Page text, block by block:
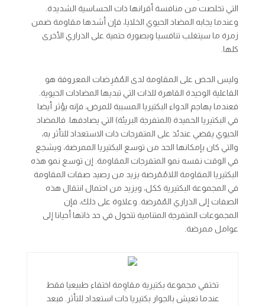
التي تخلصت من منافسة أقرانها ذات الحساسية الشديدة.
وعندما يجابه المضاد الحيوي الخلايا، فإن أشدها مقاومة ضمن
زمرة ما سيتغلب تنافسيا وبصورة حتمية على الذراري الأخرى
كلها.
وليس الحض على المقاومة لدى المُمْرِضات المعروفة هو
الفاعلية الوحيدة القاهرة للذات التي تبديها المضادات الحيوية.
فعندما يهاجم الدواء البكتيريا المسببة للمرض، فإنه يؤثر أيضا
في البكتيريا الحميدة (المتفرجة البريئة) التي يصادفها. فالمضاد
الحيوي يقضي عندئذ على المتفرجات ذات الاستعداد للتأثر به،
والتي كان بإمكانها الحد من توسع البكتيريا الممرضة، ويشجع
في الوقت نفسه نمو المتفرجات المقاومة. إن توسع نمو هذه
البكتيريا المقاومة اللامُمْرضة يزيد من رصيد صفات المقاومة
في المجموعة البكتيرية ككل، ويزيد من احتمال انتقال هذه
الصفات إلى الذراري المُمْرضة. وعلاوة على ذلك، فإن
المجموعات المتفرجة المتنامية تتحول في حد ذاتها أحيانا إلى
عوامل ممرضة.
تختفي مجموعة بكتيرية مقاوِمة اختفاء طبيعيا فقط
عندما تعيش بالجوار بكتيريا ذات استعداد للتأثر. فبعد